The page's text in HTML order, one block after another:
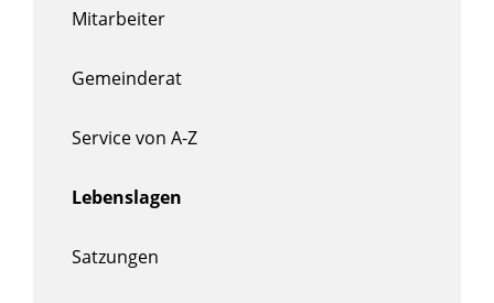
Mitarbeiter
Gemeinderat
Service von A-Z
Lebenslagen
Satzungen